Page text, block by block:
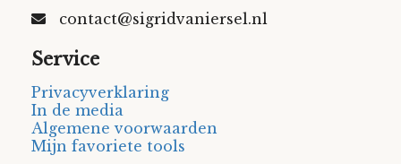
contact@sigridvaniersel.nl
Service
Privacyverklaring
In de media
Algemene voorwaarden
Mijn favoriete tools